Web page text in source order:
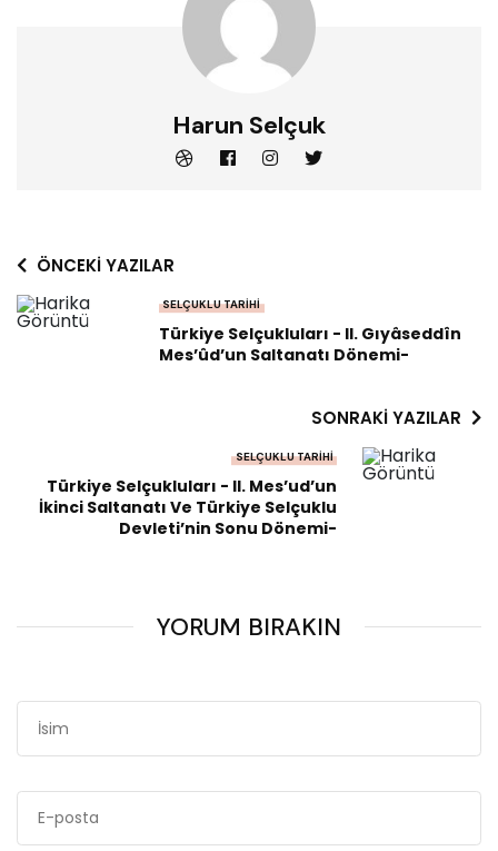
Harun Selçuk
ÖNCEKI YAZILAR
SELÇUKLU TARIHI
Türkiye Selçukluları - II. Gıyâseddîn
Mes’ûd’un Saltanatı Dönemi-
SONRAKI YAZILAR
SELÇUKLU TARIHI
Türkiye Selçukluları - II. Mes’ud’un
İkinci Saltanatı Ve Türkiye Selçuklu
Devleti’nin Sonu Dönemi-
YORUM BIRAKIN